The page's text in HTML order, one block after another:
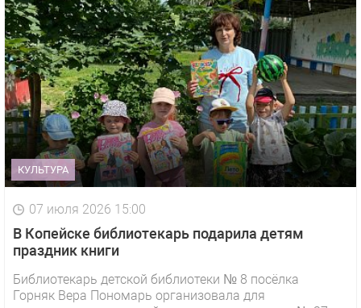
КУЛЬТУРА
07 июля 2026 15:00
В Копейске библиотекарь подарила детям
праздник книги
Библиотекарь детской библиотеки № 8 посёлка
Горняк Вера Пономарь организовала для